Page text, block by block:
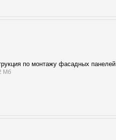
по монтажу фасадных панелей
Мб